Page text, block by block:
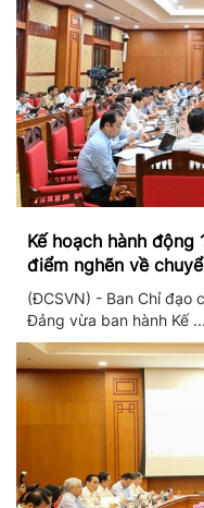
Kế hoạch hành
điểm nghẽn về
Đảng
(ĐCSVN) - Ban Chỉ đạo
Đảng vừa ban hành Kế ...